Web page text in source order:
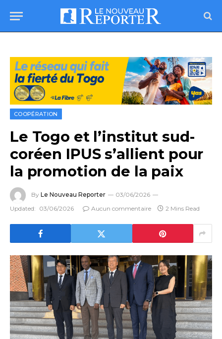
COOPÉRATION
Le Togo et l’institut sud-
coréen IPUS s’allient pour
la promotion de la paix
By Le Nouveau Reporter
03/06/2026
Updated: 03/06/2026 Aucun commentaire 2 Mins Read